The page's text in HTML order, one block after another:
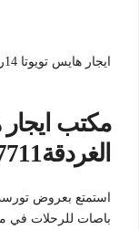
ايجار هايس تويوتا 14راكب
مكتب
الغردقة01101727711
استمتع بعروض
باصات للرحلات في